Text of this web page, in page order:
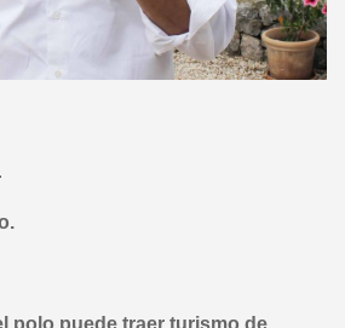
polo puede traer turismo de